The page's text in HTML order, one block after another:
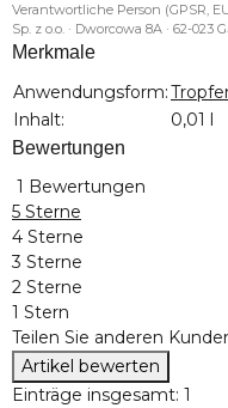
Verantwortliche Person (GPSR,
Sp. z o.o. · Dworcowa 8A · 62-
Merkmale
Produkteigenschaft
Wert
Anwendungsform:
Inhalt:
0,01 l
Bewertungen
1 Bewertungen
5 Sterne
4 Sterne
3 Sterne
2 Sterne
1 Stern
Teilen Sie anderen
Artikel bewerten
Einträge insgesamt: 1